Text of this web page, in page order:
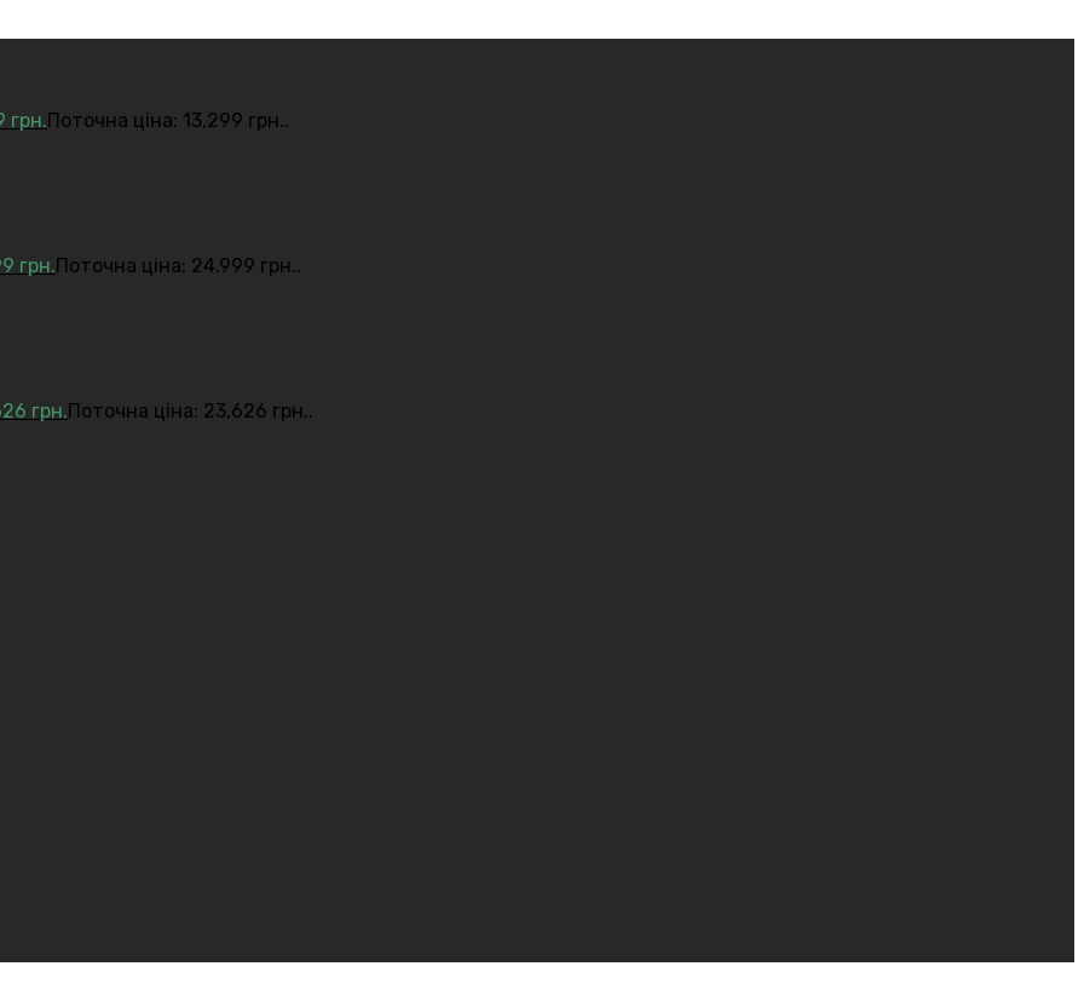
грн. Поточна ціна: 13,299 грн..
грн. Поточна ціна: 24,999 грн..
грн. Поточна ціна: 23,626 грн..